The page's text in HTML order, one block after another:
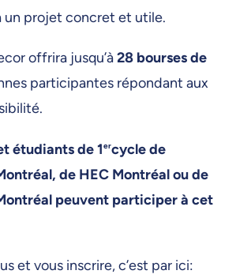
un projet concret et utile.
offrira jusqu’à28 bourses de
participantes répondant aux
étudiants de 1ercycle de
de HEC Montréal ou de
peuvent participer à cet
et vous inscrire, c’est par ici: